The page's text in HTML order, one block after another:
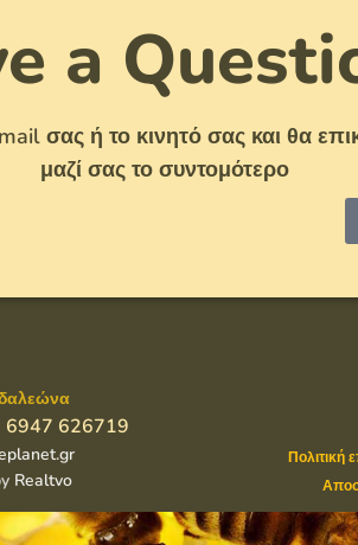
a
σας ή το κινητό σας και θα
μαζί σας το συντομότερο
6947 626719
Realtvo
Πολιτική